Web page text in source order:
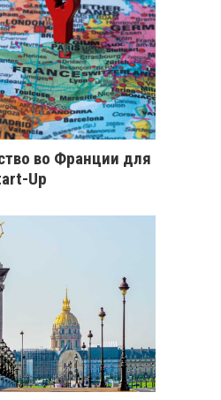
во Франции для
Up